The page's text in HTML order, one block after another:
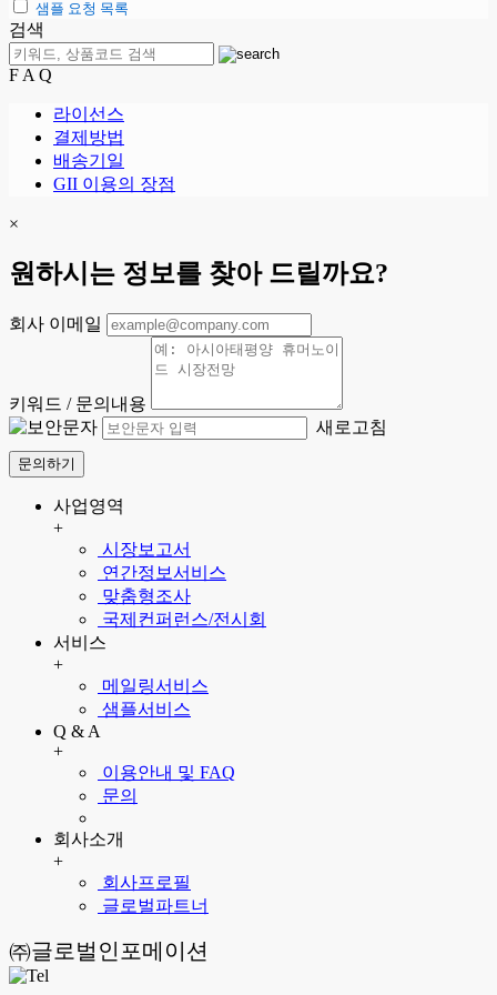
샘플 요청 목록
검색
F A Q
라이선스
결제방법
배송기일
GII 이용의 장점
×
원하시는 정보를 찾아 드릴까요?
회사 이메일
키워드 / 문의내용
새로고침
문의하기
사업영역
+
시장보고서
연간정보서비스
맞춤형조사
국제컨퍼런스/전시회
서비스
+
메일링서비스
샘플서비스
Q & A
+
이용안내 및 FAQ
문의
회사소개
+
회사프로필
글로벌파트너
㈜글로벌인포메이션